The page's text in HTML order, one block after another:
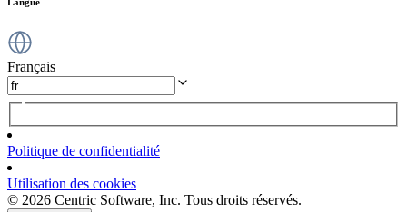
Français
Politique de confidentialité
Utilisation des cookies
© 2026 Centric Software, Inc. Tous droits réservés.